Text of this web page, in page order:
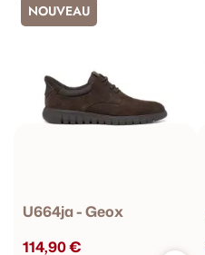
U664ja - Geox
114,90 €
NOUVEAU